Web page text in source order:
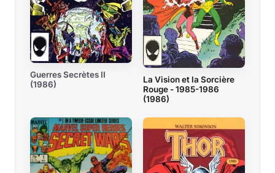
Guerres Secrètes II
(1986)
La Vision et la Sorcière
Rouge - 1985-1986
(1986)